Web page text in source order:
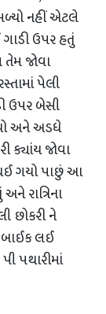
નહીં એટલે
ઉપર હતું
જોવા
પેલી
ઉપર બેસી
અને અડધે
ક્યાંય જોવા
ગયો પાછું આ
રાત્રિના
છોકરી ને
બાઈક લઈ
પથારીમાં